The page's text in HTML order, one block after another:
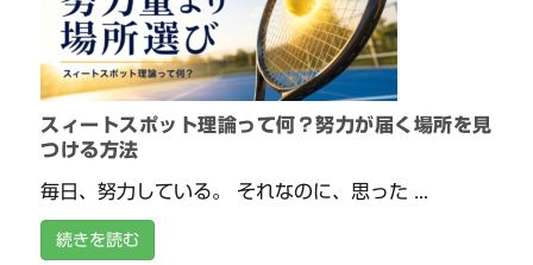
スィートスポット理論って何？努力が届く場所を見
つける方法
毎日、努力している。 それなのに、思った ...
続きを読む